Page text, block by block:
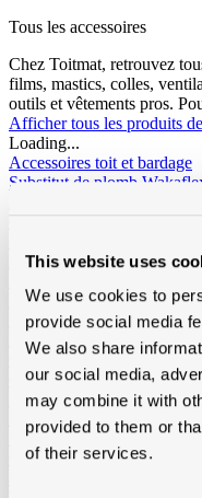
This website uses
We use cookies to
provide social media
We also share
our social media,
may combine it with
provided to them or
of their services.
Tous les accessoires
Chez Toitmat, retrouvez
films, mastics, colles,
outils et vêtements pros.
Afficher tous les produits
Loading...
Accessoires toit et bardage
Substitut de plomb
Connectalu classicCreaflex
RivesAluPolyester
RoofcoatSpraypaint
Liquides et colle pout
liquides et colle
Soudal
Chanfreins Imperbel
Gas
Silicone, kit, tapes
Hybrid Polymeer
Imperméabilisationfillcoat
Gouttières plastique, RWA